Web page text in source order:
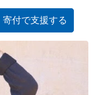
寄付で支援する